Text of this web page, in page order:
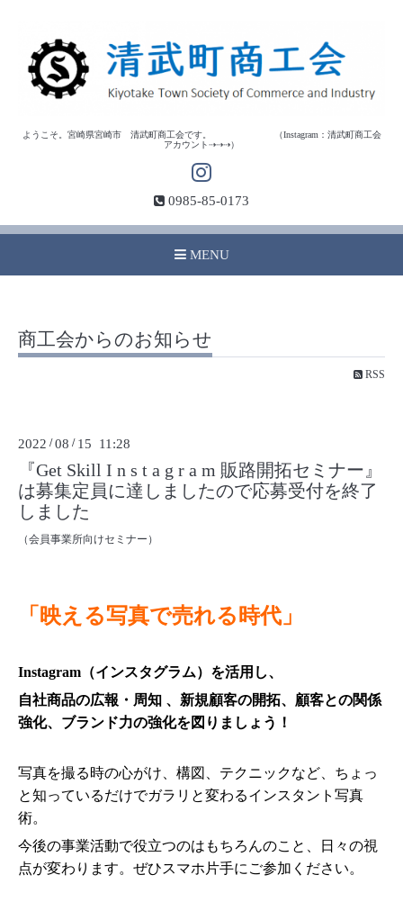
ようこそ。宮崎県宮崎市 清武町商工会です。 （Instagram：清武町商工会
アカウント⇢⇢⇢）
0985-85-0173
MENU
商工会からのお知らせ
RSS
2022 /08 / 15 11:28
『Get Skill I n s t a g r a m 販路開拓セミナー』
は募集定員に達しましたので応募受付を終了
しました
（会員事業所向けセミナー）
「映える写真で売れる時代」
Instagram（インスタグラム）を活用し、
自社商品の広報・周知 、新規顧客の開拓、 顧客との関係
強化、 ブランド力の強化を図りましょう！
写真を撮る時の心がけ、構図、テクニックなど、ちょっ
と知っているだけでガラリと変わるインスタント写真
術。
今後の事業活動で役立つのはもちろんのこと、日々の視
点が変わります。ぜひスマホ片手にご参加ください。